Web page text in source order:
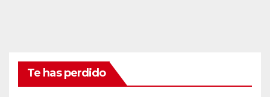
Te has perdido